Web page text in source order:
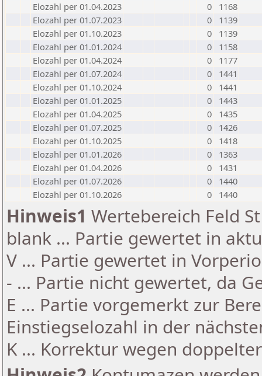
Elozahl per 01.04.2023
0
1168
Elozahl per 01.07.2023
0
1139
Elozahl per 01.10.2023
0
1139
Elozahl per 01.01.2024
0
1158
Elozahl per 01.04.2024
0
1177
Elozahl per 01.07.2024
0
1441
Elozahl per 01.10.2024
0
1441
Elozahl per 01.01.2025
0
1443
Elozahl per 01.04.2025
0
1435
Elozahl per 01.07.2025
0
1426
Elozahl per 01.10.2025
0
1418
Elozahl per 01.01.2026
0
1363
Elozahl per 01.04.2026
0
1431
Elozahl per 01.07.2026
0
1440
Elozahl per 01.10.2026
0 1440
Hinweis1 Wertebereich Feld
blank ... Partie gewertet in
V ... Partie gewertet in
- ... Partie nicht gewertet, da
E ... Partie vorgemerkt zur
Einstiegselozahl in der
K ... Korrektur wegen